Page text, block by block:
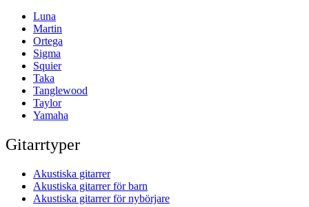
Luna
Martin
Ortega
Sigma
Squier
Taka
Tanglewood
Taylor
Yamaha
Gitarrtyper
Akustiska gitarrer
Akustiska gitarrer för barn
Akustiska gitarrer för nybörjare